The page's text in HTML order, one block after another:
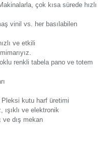
çok kısa sürede hızlı
vinil vs. her basılabilen
ve etkili
renkli tabela pano ve totem
kutu harf üretimi
ışıklı ve elektronik
ve dış mekan